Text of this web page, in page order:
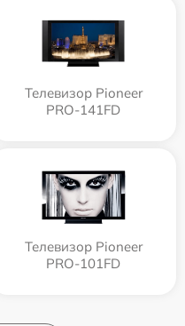
Телевизор Pioneer
PRO-141FD
Телевизор Pioneer
PRO-101FD